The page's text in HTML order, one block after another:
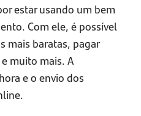
estar usando um bem
Com ele, é possível
mais baratas, pagar
muito mais. A
e o envio dos